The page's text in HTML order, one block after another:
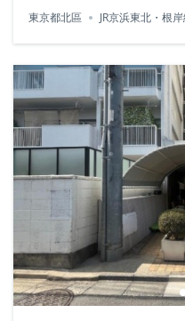
東京都北區
JR京浜東北・根